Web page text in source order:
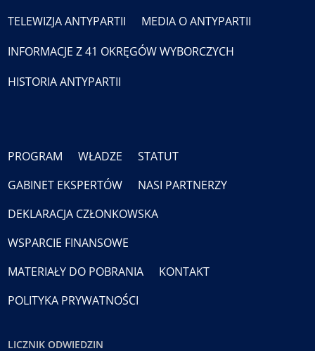
TELEWIZJA ANTYPARTII
MEDIA O ANTYPARTII
INFORMACJE Z 41 OKRĘGÓW WYBORCZYCH
HISTORIA ANTYPARTII
PROGRAM WŁADZE
STATUT
GABINET EKSPERTÓW
NASI PARTNERZY
DEKLARACJA CZŁONKOWSKA
WSPARCIE FINANSOWE
MATERIAŁY DO POBRANIA
KONTAKT
POLITYKA PRYWATNOŚCI
LICZNIK ODWIEDZIN